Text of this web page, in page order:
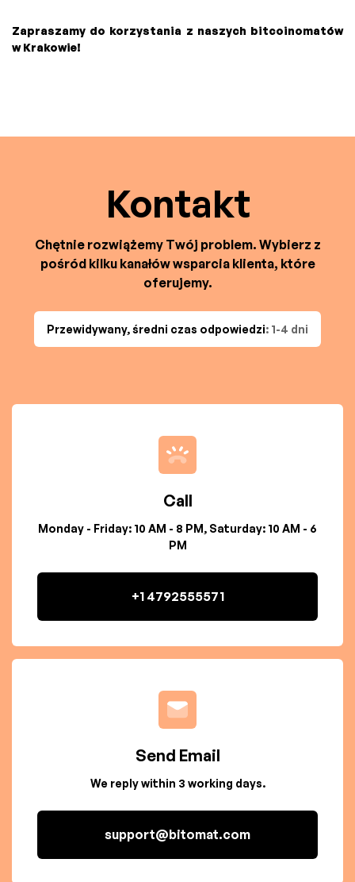
Zapraszamy do korzystania z naszych bitcoinomatów
w Krakowie!
Kontakt
Chętnie rozwiążemy Twój problem. Wybierz z
pośród kilku kanałów wsparcia klienta, które
oferujemy.
Przewidywany, średni czas odpowiedzi: 1-4 dni
Call
Monday - Friday: 10 AM - 8 PM, Saturday: 10 AM - 6
PM
+1 4792555571
Send Email
We reply within 3 working days.
support@bitomat.com